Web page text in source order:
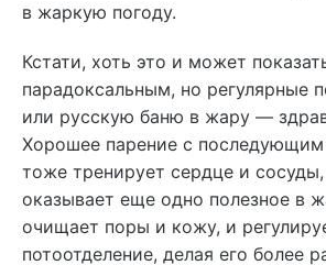
в жаркую погоду.
Кстати, хоть это и может
парадоксальным, но регулярные
или русскую баню в жару —
Хорошее парение с
тоже тренирует сердце и
оказывает еще одно полезное в
очищает поры и кожу, и
потоотделение, делая его более